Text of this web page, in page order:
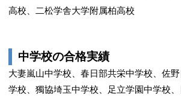
高校、二松学舎大学附属柏高校
中学校の合格実績
大妻嵐山中学校、春日部共栄中学校、佐
学校、獨協埼玉中学校、足立学園中学校